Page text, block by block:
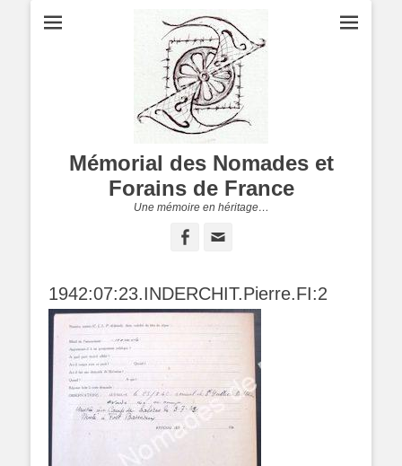
Mémorial des Nomades et
Forains de France
Une mémoire en héritage…
Facebook
1942:07:23.INDERCHIT.Pierre.FI:2